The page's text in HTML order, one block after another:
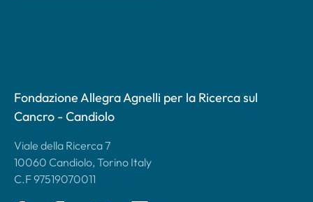
Fondazione Allegra Agnelli per la Ricerca sul
Cancro - Candiolo
Viale della Ricerca 7
10060 Candiolo, Torino Italy
C.F 97519070011